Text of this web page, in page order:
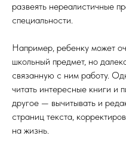
развеять нереалистичные
специальности.
Например, ребенку может
школьный предмет, но
связанную с ним работу.
читать интересные книги и
другое — вычитывать и
страниц текста,
на жизнь.